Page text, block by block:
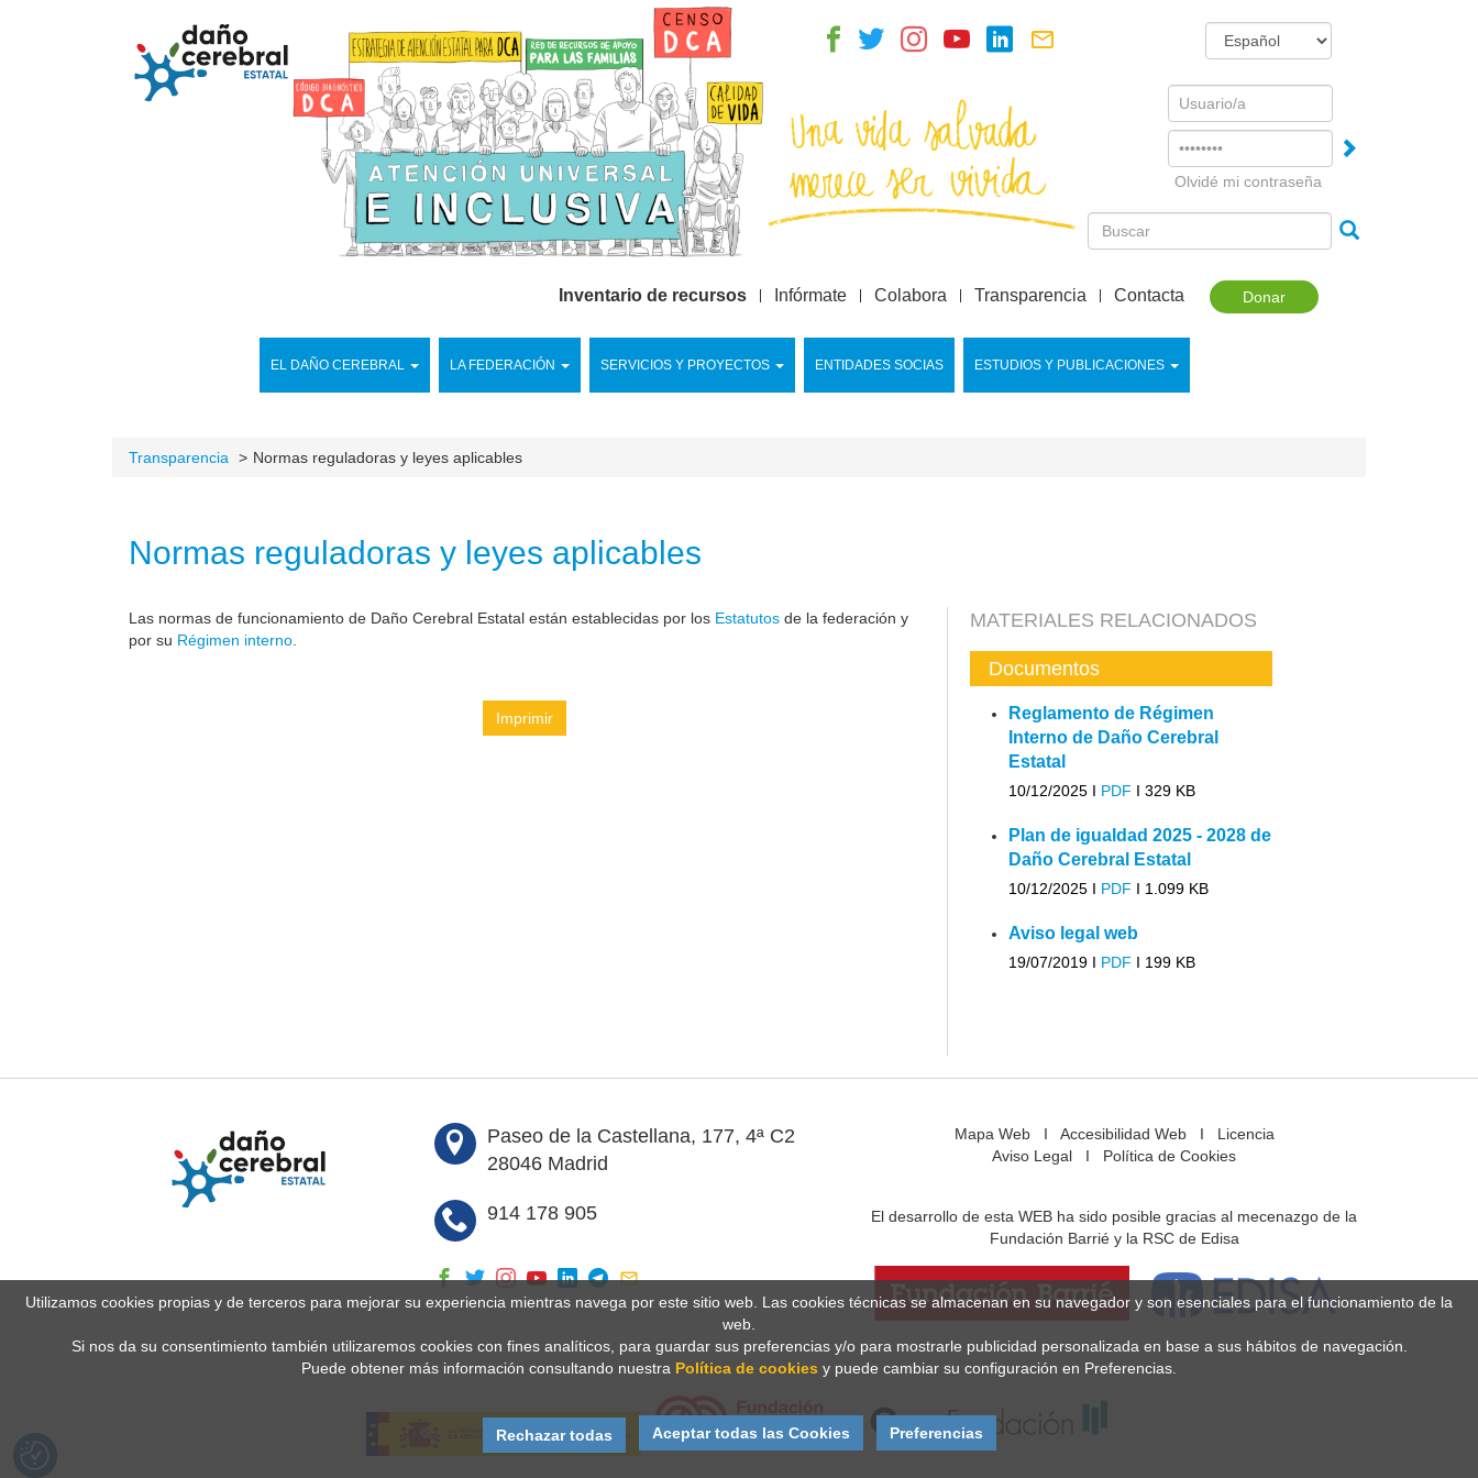
Username
Olvidé mi contraseña
Donar
EL DAÑO CEREBRAL LA FEDERACIÓN SERVICIOS Y PROYECTOS ENTIDADES SOCIAS ESTUDIOS Y PUBLICACIONES
Inventario de recursos Infórmate Colabora Transparencia Contacta
Transparencia Normas reguladoras y leyes aplicables
Normas reguladoras y leyes aplicables
Las normas de funcionamiento de Daño Cerebral Estatal están establecidas por los Estatutos de la federación y
por su Régimen interno
Imprimir
MATERIALES RELACIONADOS
Documentos
Reglamento de Régimen
Interno de Daño Cerebral
Estatal
10/12/2025 I PDF I 329 KB
Plan de igualdad 2025 - 2028 de
Daño Cerebral Estatal
10/12/2025 I PDF I 1.099 KB
Aviso legal web
19/07/2019 I PDF I 199 KB
Paseo de la Castellana, 177, 4ª C2
28046 Madrid
914 178 905
Mapa WebI Accesibilidad WebI Licencia
Aviso Legal I Política de Cookies
El desarrollo de esta WEB ha sido posible gracias al mecenazgo de la
Fundación Barrié y la RSC de Edisa
Utilizamos cookies propias y de terceros para mejorar su experiencia mientras navega por este sitio web. Las cookies técnicas se almacenan en su navegador y son esenciales para el funcionamiento de la
web.
Si nos da su consentimiento también utilizaremos cookies con fines analíticos, para guardar sus preferencias y/o para mostrarle publicidad personalizada en base a sus hábitos de navegación.
Puede obtener más información consultando nuestra Política de cookies y puede cambiar su configuración en Preferencias.
Rechazar todas Aceptar todas las Cookies Preferencias